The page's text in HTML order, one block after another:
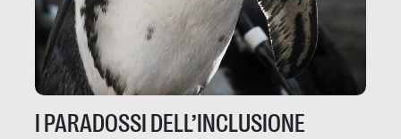
I PARADOSSI DELL’INCLUSIONE